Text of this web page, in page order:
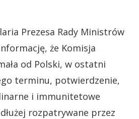
Prezesa Rady Ministrów
że Komisja
od Polski, w ostatni
terminu, potwierdzenie,
i immunitetowe
rozpatrywane przez